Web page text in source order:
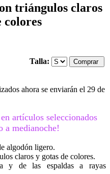
triángulos claros
colores
Talla:
ahora se enviarán el 29 de
artículos seleccionados
a medianoche!
algodón ligero.
claros y gotas de colores.
y de las espaldas a rayas